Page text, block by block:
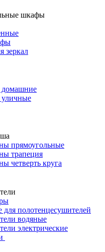
шкафы
зеркал
прямоугольные
трапеция
четверть круга
полотенцесушителей
водяные
электрические